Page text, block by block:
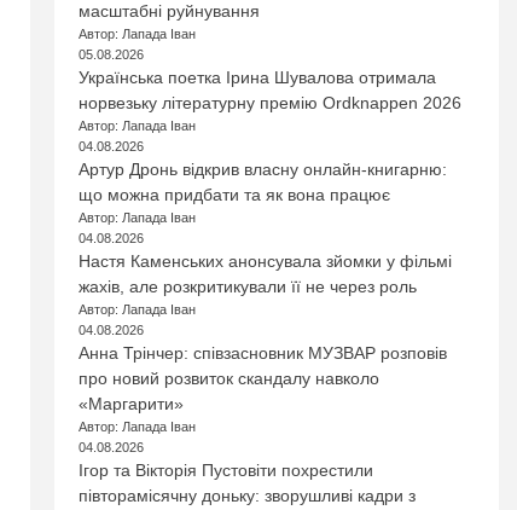
масштабні руйнування
Автор: Лапада Іван
05.08.2026
Українська поетка Ірина Шувалова отримала
норвезьку літературну премію Ordknappen 2026
Автор: Лапада Іван
04.08.2026
Артур Дронь відкрив власну онлайн-книгарню:
що можна придбати та як вона працює
Автор: Лапада Іван
04.08.2026
Настя Каменських анонсувала зйомки у фільмі
жахів, але розкритикували її не через роль
Автор: Лапада Іван
04.08.2026
Анна Трінчер: співзасновник МУЗВАР розповів
про новий розвиток скандалу навколо
«Маргарити»
Автор: Лапада Іван
04.08.2026
Ігор та Вікторія Пустовіти похрестили
півторамісячну доньку: зворушливі кадри з